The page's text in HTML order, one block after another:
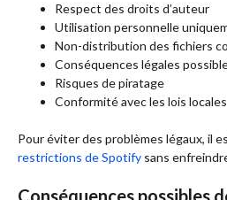
Respect des droits d’auteur
Utilisation personnelle
Non-distribution des fichiers
Conséquences légales
Risques de piratage
Conformité avec les lois locales
Pour éviter des problèmes légaux, il
restrictions de Spotify sans